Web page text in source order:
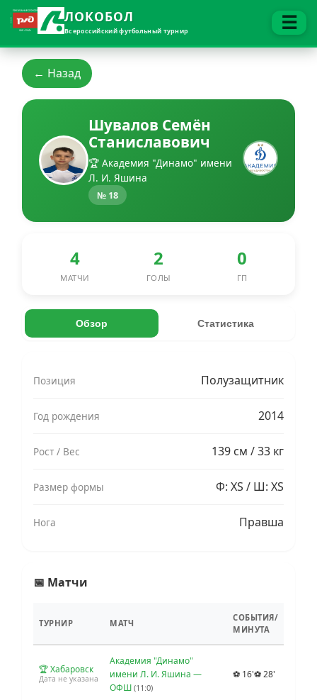
ЛОКОБОЛ
Всероссийский футбольный турнир ☰
← Назад
Шувалов Семён
Станиславович
🏆 Академия "Динамо" имени
Л. И. Яшина
№ 18
4
МАТЧИ
2
ГОЛЫ
0
ГП
Обзор Статистика
Позиция Полузащитник
Год рождения 2014
Рост / Вес 139 см / 33 кг
Размер формы Ф: XS / Ш: XS
Нога Правша
📅 Матчи
ТУРНИР МАТЧ
СОБЫТИЯ/
МИНУТА
🏆 Хабаровск
Дата не указана
Академия "Динамо"
имени Л. И. Яшина —
ОФШ (11:0)
⚽ 16'⚽ 28'